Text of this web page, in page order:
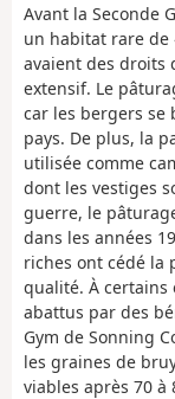
Avant la Seconde
un habitat rare de
avaient des droits
extensif. Le
car les bergers
pays. De plus, la
utilisée comme
dont les vestiges
guerre, le
dans les années
riches ont cédé la
qualité. À certains
abattus par des
Gym de Sonning
les graines de
viables après 70 à